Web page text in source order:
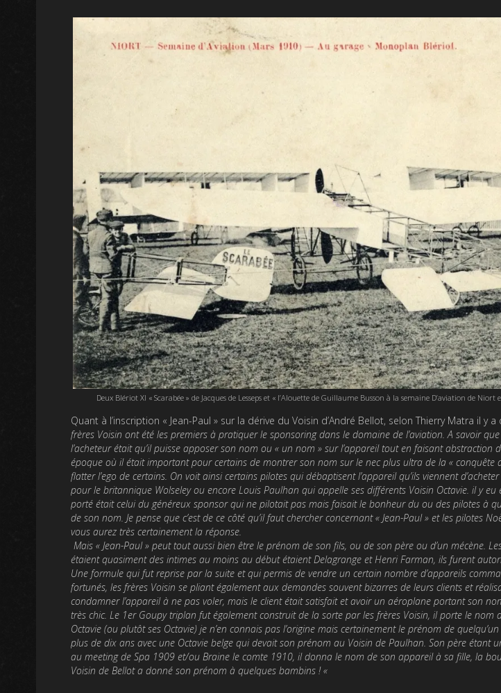
Deux Blériot XI « Scarabée » de Jacques de Lesseps et « l’Alouette de Guillaume Busson à la semaine D’aviation de
Quant à l’inscription « Jean-Paul » sur la dérive du Voisin d’André Bellot, selon Thierry Matra il y
frères Voisin ont été les premiers à pratiquer le sponsoring dans le domaine de l’aviation. A savoir
l’acheteur était qu’il puisse apposer son nom ou « un nom » sur l’appareil tout en faisant abstraction
époque où il était important pour certains de montrer son nom sur le nec plus ultra de la « conquête
flatter l’ego de certains. On voit ainsi certains pilotes qui débaptisent l’appareil qu’ils viennent
pour le britannique Wolseley ou encore Louis Paulhan qui appelle ses différents Voisin Octavie. il y
porté était celui du généreux sponsor qui ne pilotait pas mais faisait le bonheur du ou des pilotes à
de son nom. Je pense que c’est de ce côté qu’il faut chercher concernant « Jean-Paul » et les pilotes
vous aurez très certainement la réponse.
Mais « Jean-Paul » peut tout aussi bien être le prénom de son fils, ou de son père ou d’un mécène.
étaient quasiment des intimes au moins au début étaient Delagrange et Henri Farman, ils furent
Une formule qui fut reprise par la suite et qui permis de vendre un certain nombre d’appareils
fortunés, les frères Voisin se pliant également aux demandes souvent bizarres de leurs clients et
condamner l’appareil à ne pas voler, mais le client était satisfait et avoir un aéroplane portant son
très chic. Le 1er Goupy triplan fut également construit de la sorte par les frères Voisin, il porte le nom
Octavie (ou plutôt ses Octavie) je n’en connais pas l’origine mais certainement le prénom de
plus de dix ans avec une Octavie belge qui devait son prénom au Voisin de Paulhan. Son père étant
au meeting de Spa 1909 et/ou Braine le comte 1910, il donna le nom de son appareil à sa fille, la
Voisin de Bellot a donné son prénom à quelques bambins ! «